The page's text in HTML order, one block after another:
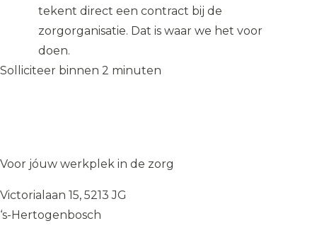
tekent direct een contract bij de
zorgorganisatie. Dat is waar we het voor
doen.
Solliciteer binnen 2 minuten
Voor jóuw werkplek in de zorg
Victorialaan 15, 5213 JG
‘s-Hertogenbosch